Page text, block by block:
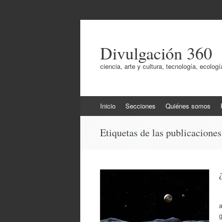
Divulgación 360
ciencia, arte y cultura, tecnología,
al
Inicio Secciones Quiénes somos
Etiquetas de las